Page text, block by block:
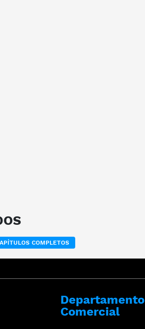
COMPLETOS
Departamento
Comercial